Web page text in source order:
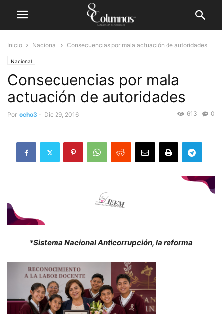
Inicio Nacional Consecuencias por mala actuación de autoridades
Nacional
Consecuencias por mala
actuación de autoridades
Por ocho3 - Dic 29, 2016 0
613
*Sistema Nacional Anticorrupción, la reforma